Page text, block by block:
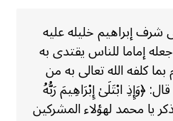
شرف إبراهيم خليله عليه
جعله إماما للناس يقتدى به
كلفه الله تعالی به من
﴿وَإِذِ ابْتَلَىٰ إِبْرَاهِيمَ رَبُّهُ
يا محمد لهؤلاء المشركين